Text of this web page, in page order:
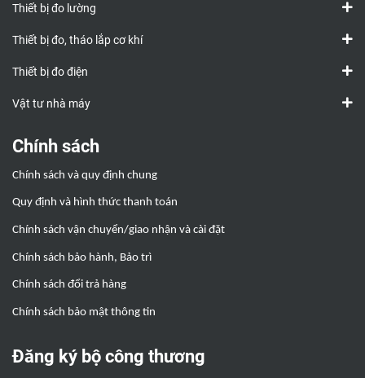
Thiết bị đo lường
Thiết bị đo, tháo lắp cơ khí
Thiết bị đo điện
Vật tư nhà máy
Chính sách
Chính sách và quy định chung
Quy định và hình thức thanh toán
Chính sách vận chuyển/giao nhận và cài đặt
Chính sách bảo hành, Bảo trì
Chính sách đổi trả hàng
Chính sách bảo mật thông tin
Đăng ký bộ công thương